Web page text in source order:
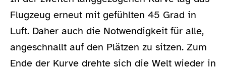
Flugzeug erneut mit gefühlten 45 Grad in
Luft. Daher auch die Notwendigkeit für alle,
angeschnallt auf den Plätzen zu sitzen. Zum
Ende der Kurve drehte sich die Welt wieder in